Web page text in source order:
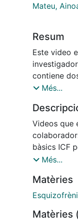
Mateu,
Resum
Este video
contiene
objetivo del
video se
objetivo del
cabo la
fin de
familiar.
Més...
Videos que
bàsics ICF
Veu en off:
Més...
Matèries
Matèries